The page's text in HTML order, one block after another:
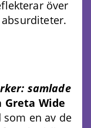
över
samlade
Greta Wide
som en av de